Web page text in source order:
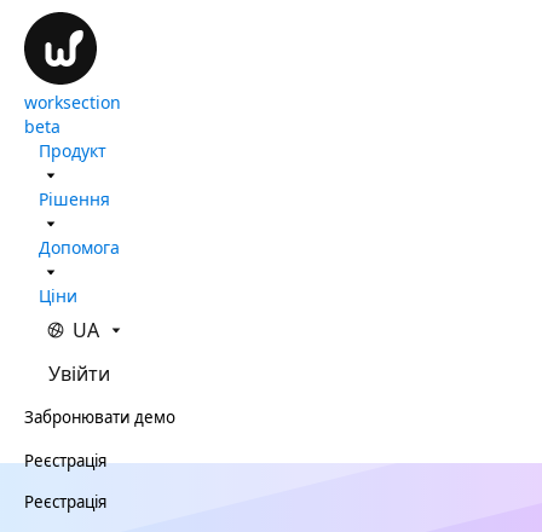
worksection
beta
Продукт
Рішення
Допомога
Ціни
UA
Увійти
Забронювати демо
Реєстрація
Реєстрація